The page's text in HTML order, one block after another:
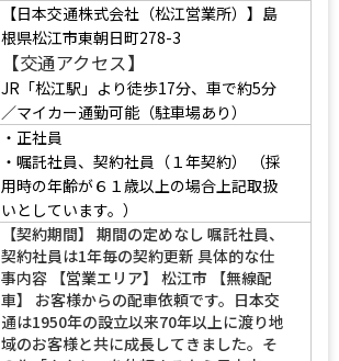
【日本交通株式会社（松江営業所）】島
根県松江市東朝日町278-3
【交通アクセス】
JR「松江駅」より徒歩17分、車で約5分
／マイカー通勤可能（駐車場あり）
・正社員
・嘱託社員、契約社員（１年契約）
（採
用時の年齢が６１歳以上の場合上記取扱
いとしています。）
【契約期間】 期間の定めなし 嘱託社員、
契約社員は1年毎の契約更新 具体的な仕
事内容 【営業エリア】 松江市 【無線配
車】 お客様からの配車依頼です。日本交
通は1950年の設立以来70年以上に渡り地
域のお客様と共に成長してきました。そ